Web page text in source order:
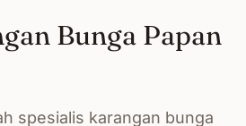
Bunga Papan
spesialis karangan bunga